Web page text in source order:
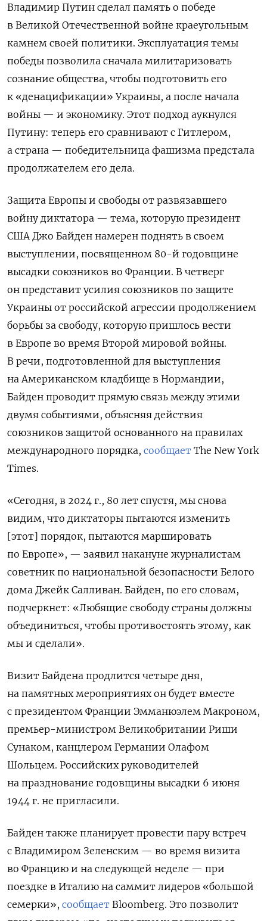
Владимир Путин сделал память о победе
в Великой Отечественной войне краеугольным
камнем своей политики. Эксплуатация темы
победы позволила сначала милитаризовать
сознание общества, чтобы подготовить его
к «денацификации» Украины, а после начала
войны — и экономику. Этот подход аукнулся
Путину: теперь его сравнивают с Гитлером,
а страна — победительница фашизма предстала
продолжателем его дела.
Защита Европы и свободы от развязавшего
войну диктатора — тема, которую президент
США Джо Байден намерен поднять в своем
выступлении, посвященном 80-й годовщине
высадки союзников во Франции. В четверг
он представит усилия союзников по защите
Украины от российской агрессии продолжением
борьбы за свободу, которую пришлось вести
в Европе во время Второй мировой войны.
В речи, подготовленной для выступления
на Американском кладбище в Нормандии,
Байден проводит прямую связь между этими
двумя событиями, объясняя действия
союзников защитой основанного на правилах
международного порядка, сообщает The New York
Times.
«Сегодня, в 2024 г., 80 лет спустя, мы снова
видим, что диктаторы пытаются изменить
[этот] порядок, пытаются маршировать
по Европе», — заявил накануне журналистам
советник по национальной безопасности Белого
дома Джейк Салливан. Байден, по его словам,
подчеркнет: «Любящие свободу страны должны
объединиться, чтобы противостоять этому, как
мы и сделали».
Визит Байдена продлится четыре дня,
на памятных мероприятиях он будет вместе
с президентом Франции Эмманюэлем Макроном,
премьер-министром Великобритании Риши
Сунаком, канцлером Германии Олафом
Шольцем. Российских руководителей
на празднование годовщины высадки 6 июня
1944 г. не пригласили.
Байден также планирует провести пару встреч
с Владимиром Зеленским — во время визита
во Францию и на следующей неделе — при
поездке в Италию на саммит лидеров «большой
семерки», сообщает Bloomberg. Это позволит